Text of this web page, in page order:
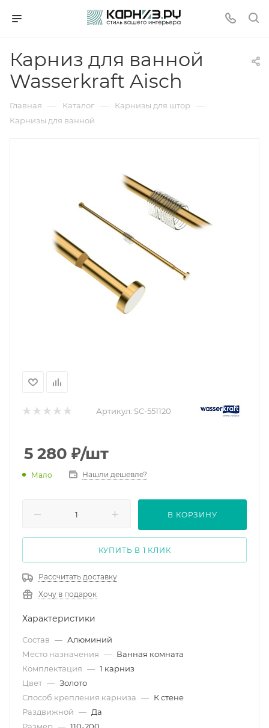
Карниз для ванной
Wasserkraft Aisch
Главная — Каталог — Карнизы для штор —
Карнизы для ванной
Артикул: SC-551120
5 280 ₽/шт
Мало Нашли дешевле?
В КОРЗИНУ
КУПИТЬ В 1 КЛИК
Рассчитать доставку
Хочу в подарок
Характеристики
Состав — Алюминий
Место назначения — Ванная комната
Комплектация — 1 карниз
Цвет — Золото
Способ крепления карниза — К стене
Раздвижной — Да